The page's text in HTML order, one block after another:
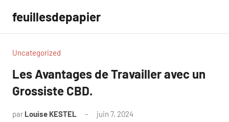
contenu
feuillesdepapier
Uncategorized
Les Avantages de Travailler avec un
Grossiste CBD.
par Louise KESTEL juin 7, 2024